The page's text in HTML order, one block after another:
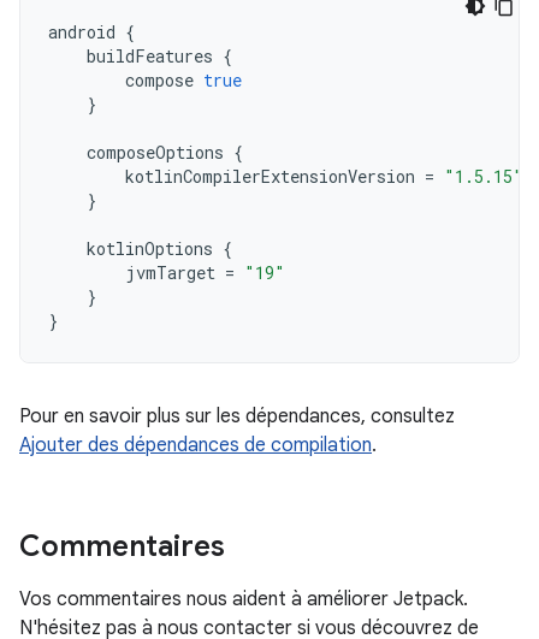
android {
buildFeatures {
compose true
}
composeOptions {
kotlinCompilerExtensionVersion = "1.5.15"
}
kotlinOptions {
jvmTarget = "19"
}
}
Pour en savoir plus sur les dépendances, consultez
Ajouter des dépendances de compilation.
Commentaires
Vos commentaires nous aident à améliorer Jetpack.
N'hésitez pas à nous contacter si vous découvrez de